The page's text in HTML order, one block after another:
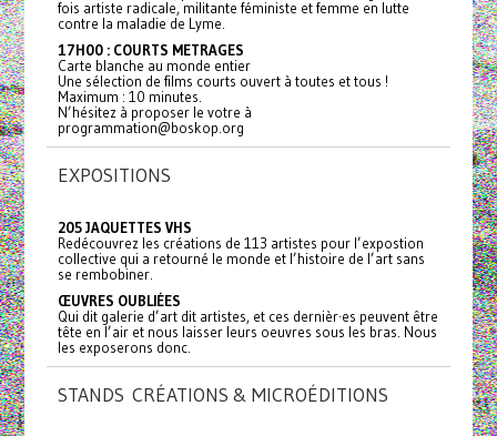
fois artiste radicale, militante féministe et femme en lutte
contre la maladie de Lyme.
17H00 : COURTS METRAGES
Carte blanche au monde entier
Une sélection de films courts ouvert à toutes et tous !
Maximum : 10 minutes.
N’hésitez à proposer le votre à
programmation@boskop.org
EXPOSITIONS
205 JAQUETTES VHS
Redécouvrez les créations de 113 artistes pour l’expostion
collective qui a retourné le monde et l’histoire de l’art sans
se rembobiner.
ŒUVRES OUBLIÉES
Qui dit galerie d’art dit artistes, et ces dernièr·es peuvent être
tête en l’air et nous laisser leurs oeuvres sous les bras. Nous
les exposerons donc.
STANDS CRÉATIONS & MICROÉDITIONS